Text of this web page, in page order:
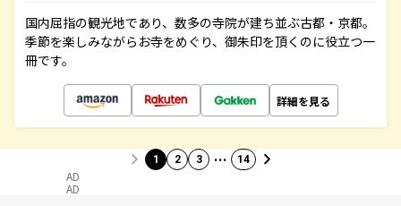
国内屈指の観光地であり、数多の寺院が建ち並ぶ古都・京都。
季節を楽しみながらお寺をめぐり、御朱印を頂くのに役立つ一
冊です。
詳細を見る
1 2 3 … 14
AD
AD